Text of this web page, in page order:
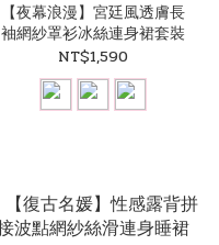
【夜幕浪漫】宮廷風透膚長
袖網紗罩衫冰絲連身裙套裝
NT$1,590